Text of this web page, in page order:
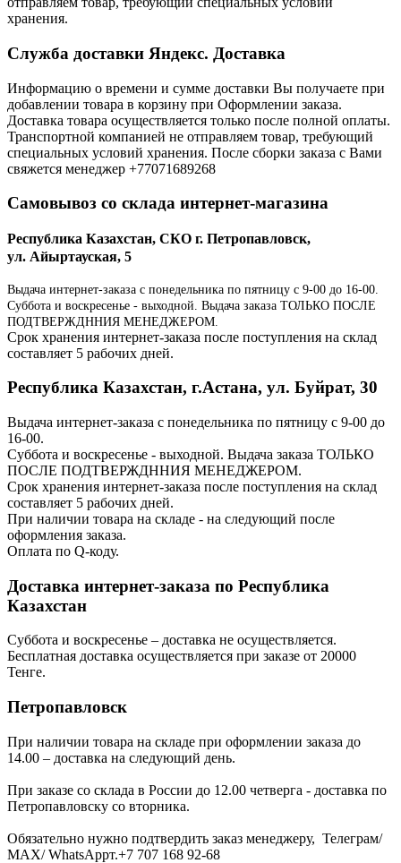
хранения.
Служба доставки Яндекс. Доставка
Информацию о времени и сумме доставки Вы получаете при
добавлении товара в корзину при Оформлении заказа.
Доставка товара осуществляется только после полной оплаты.
Транспортной компанией не отправляем товар, требующий
специальных условий хранения. После сборки заказа с Вами
свяжется менеджер +77071689268
Самовывоз со склада интернет-магазина
Республика Казахстан, СКО г. Петропавловск,
ул. Айыртауская, 5
Выдача интернет-заказа с понедельника по пятницу с 9-00 до 16-00.
Суббота и воскресенье - выходной. Выдача заказа ТОЛЬКО ПОСЛЕ
ПОДТВЕРЖДННИЯ МЕНЕДЖЕРОМ.
Срок хранения интернет-заказа после поступления на склад
составляет 5 рабочих дней.
Республика Казахстан, г.Астана, ул. Буйрат, 30
Выдача интернет-заказа с понедельника по пятницу с 9-00 до
16-00.
Суббота и воскресенье - выходной. Выдача заказа ТОЛЬКО
ПОСЛЕ ПОДТВЕРЖДННИЯ МЕНЕДЖЕРОМ.
Срок хранения интернет-заказа после поступления на склад
составляет 5 рабочих дней.
При наличии товара на складе - на следующий после
оформления заказа.
Оплата по Q-коду.
Доставка интернет-заказа по Республика
Казахстан
Суббота и воскресенье – доставка не осуществляется.
Бесплатная доставка осуществляется при заказе от 20000
Тенге.
Петропавловск
При наличии товара на складе при оформлении заказа до
14.00 – доставка на следующий день.
При заказе со склада в России до 12.00 четверга - доставка по
Петропавловску со вторника.
Обязательно нужно подтвердить заказ менеджеру, Телеграм/
МАХ/ WhatsAppт.+7 707 168 92-68